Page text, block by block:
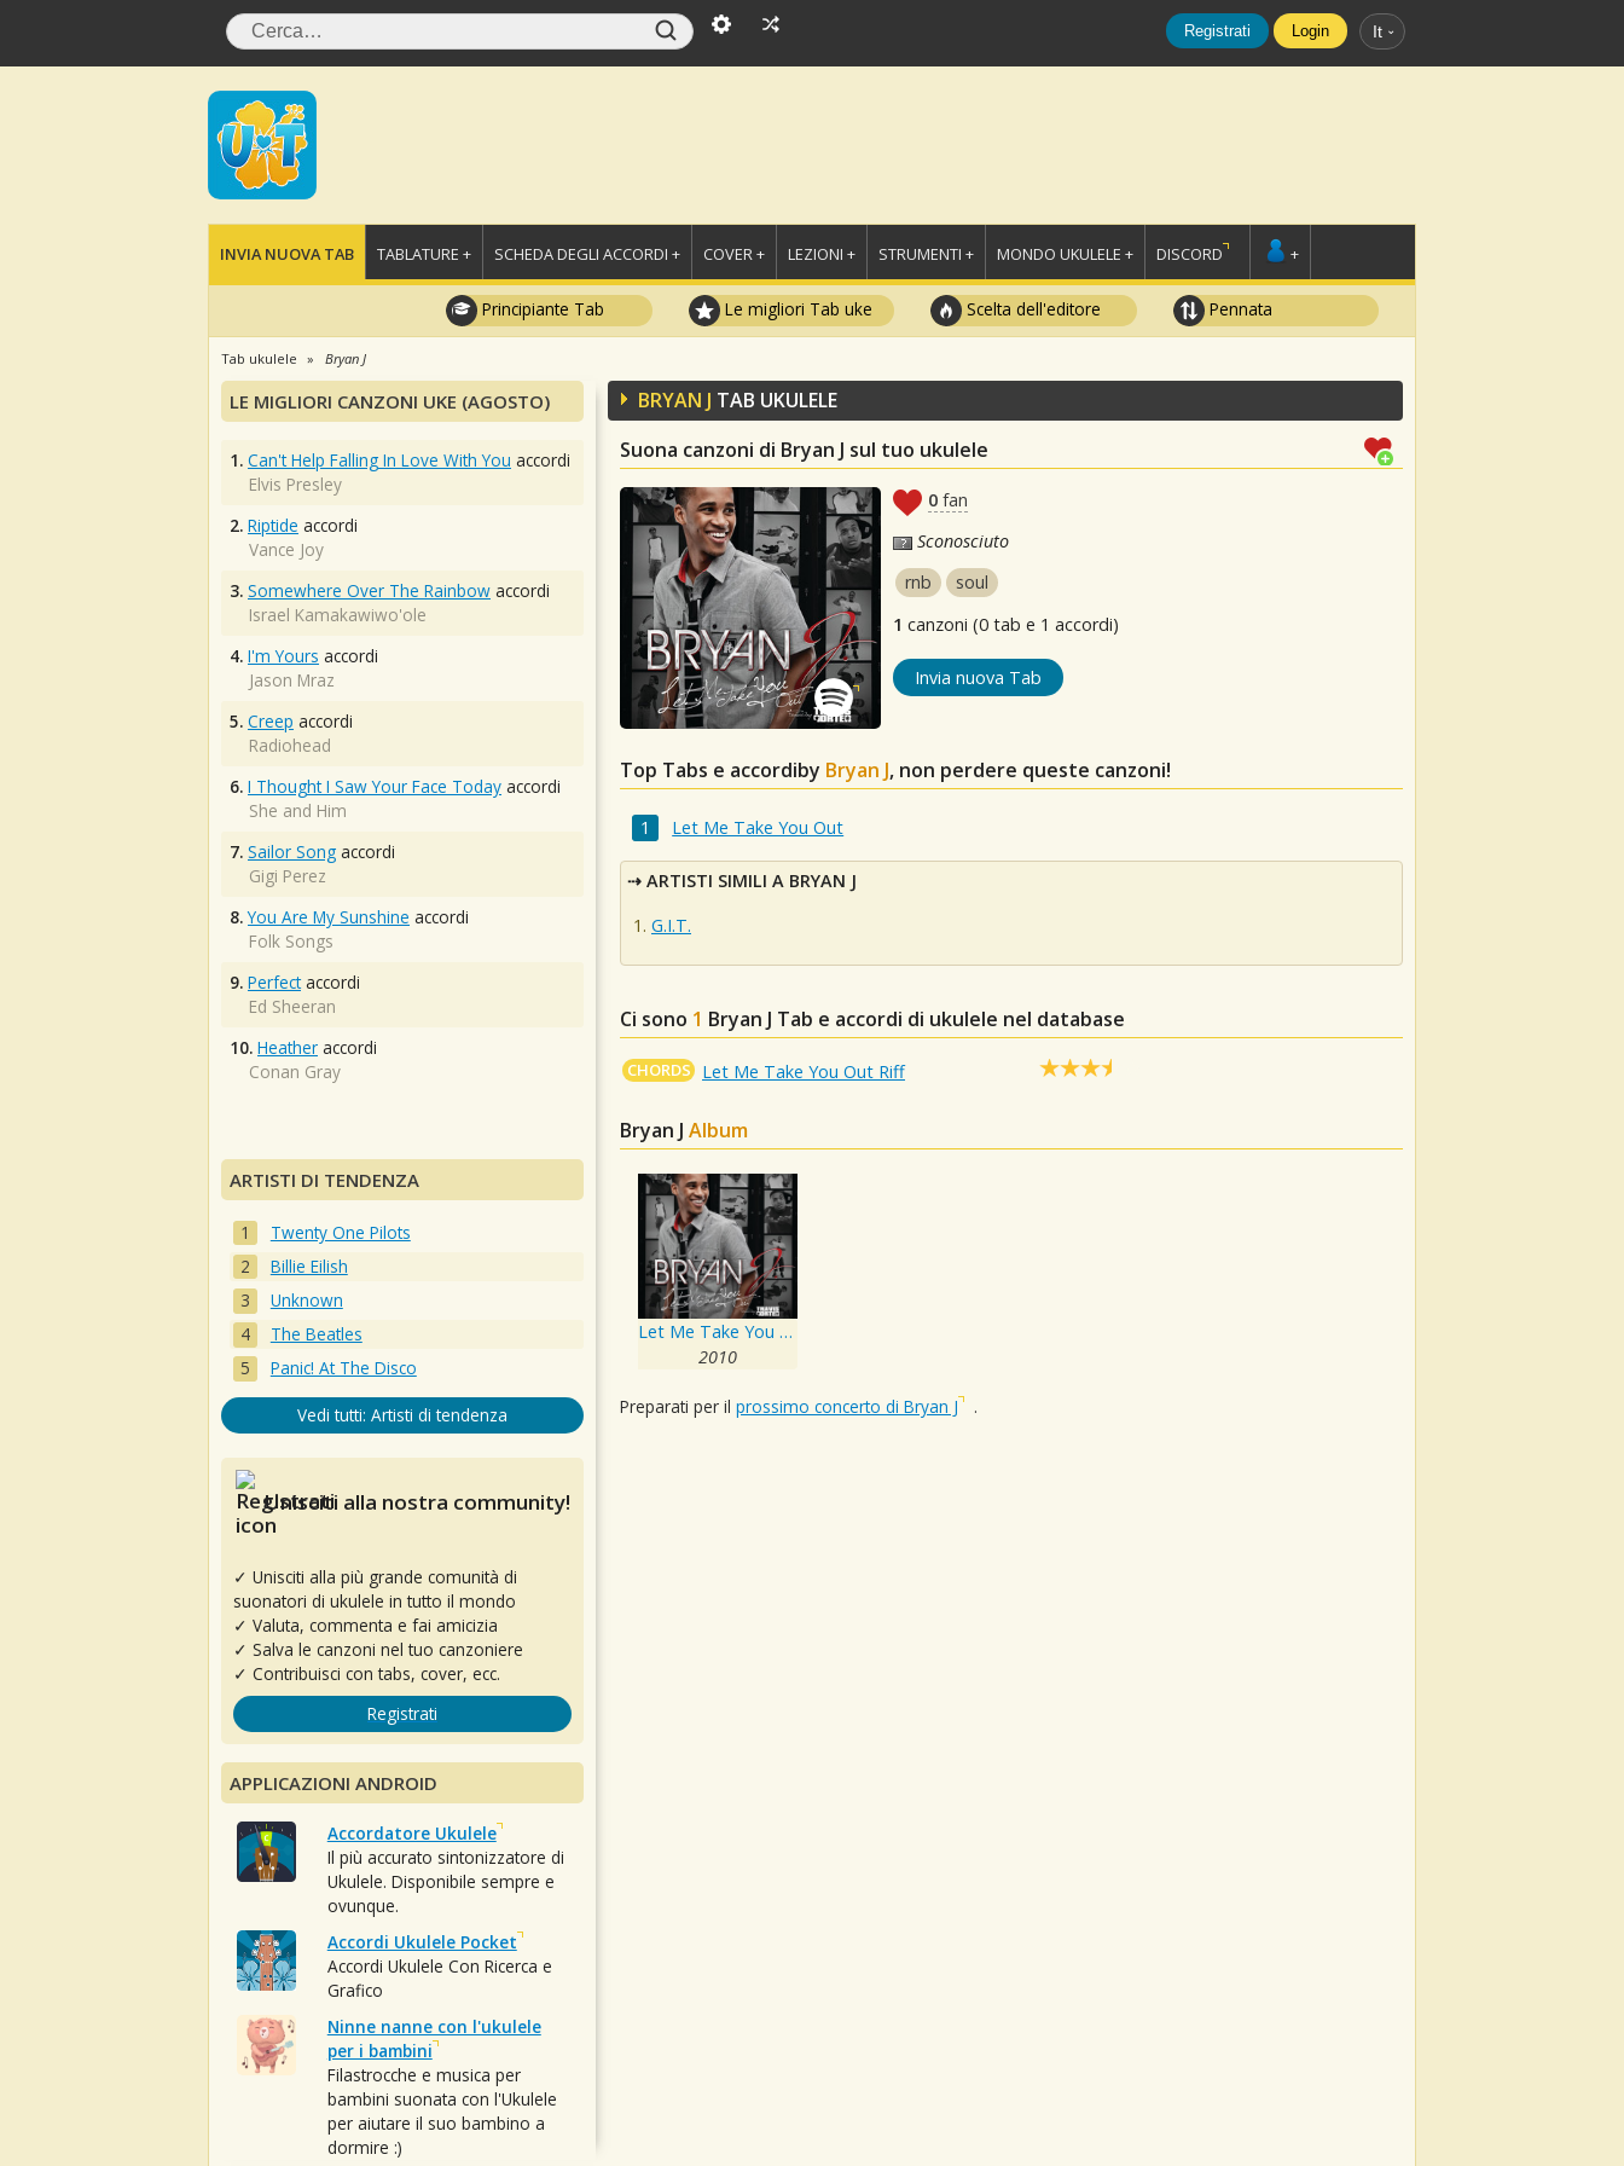
Registrati Login It
INVIA NUOVA TAB TABLATURE + SCHEDA DEGLI ACCORDI + COVER + LEZIONI + STRUMENTI + MONDO UKULELE + DISCORD +
Principiante Tab Le migliori Tab uke Scelta dell'editore Pennata
Tab ukulele Bryan J
BRYAN J TAB UKULELE
Suona canzoni di Bryan J sul tuo ukulele
0 fan
Sconosciuto
rnb
soul
1 canzoni (0 tab e 1 accordi)
Invia nuova Tab
Top Tabs e accordiby Bryan J, non perdere queste canzoni!
Let Me Take You Out
ARTISTI SIMILI A BRYAN J
G.I.T.
Ci sono 1 Bryan J Tab e accordi di ukulele nel database
CHORDS Let Me Take You Out Riff
Bryan J Album
Let Me Take You Out
2010
Preparati per il prossimo concerto di Bryan J .
LE MIGLIORI CANZONI UKE (AGOSTO)
1. Can't Help Falling In Love With You accordi
Elvis Presley
2. Riptide accordi
Vance Joy
3. Somewhere Over The Rainbow accordi
Israel Kamakawiwo'ole
4. I'm Yours accordi
Jason Mraz
5. Creep accordi
Radiohead
6. I Thought I Saw Your Face Today accordi
She and Him
7. Sailor Song accordi
Gigi Perez
8. You Are My Sunshine accordi
Folk Songs
9. Perfectaccordi
Ed Sheeran
10. Heather accordi
Conan Gray
ARTISTI DI TENDENZA
Twenty One Pilots
Billie Eilish
Unknown
The Beatles
Panic! At The Disco
Vedi tutti: Artisti di tendenza
Unisciti alla nostra community!
✓ Unisciti alla più grande comunità di
suonatori di ukulele in tutto il mondo
✓ Valuta, commenta e fai amicizia
✓ Salva le canzoni nel tuo canzoniere
✓ Contribuisci con tabs, cover, ecc.
Registrati
APPLICAZIONI ANDROID
Accordatore Ukulele
Il più accurato sintonizzatore di
Ukulele. Disponibile sempre e
ovunque.
Accordi Ukulele Pocket
Accordi Ukulele Con Ricerca e
Grafico
Ninne nanne con l'ukulele
per i bambini
Filastrocche e musica per
bambini suonata con l'Ukulele
per aiutare il suo bambino a
dormire :)